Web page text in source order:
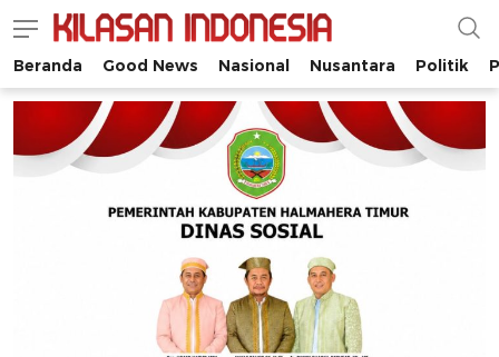
Kilasan Indonesia
Satu-satunya di Indonesia
Beranda Good News Nasional Nusantara Politik